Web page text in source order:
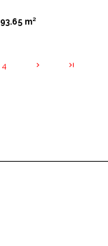
93.65 m²
4